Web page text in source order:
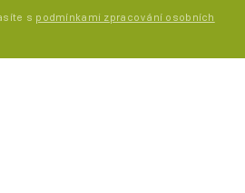
s podmínkami zpracování osobních